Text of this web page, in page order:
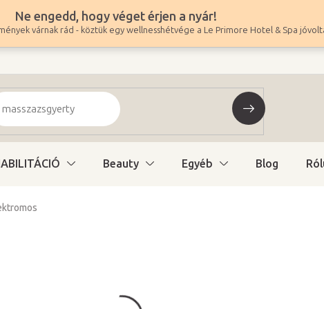
Ne engedd, hogy véget érjen a nyár!
várnak rád - köztük egy wellnesshétvége a Le Primore Hotel & Spa
Beauty Egyéb Blog